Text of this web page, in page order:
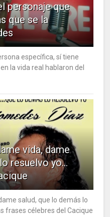
personaje que
que se la
específica, sí tiene
la vida real hablaron del
vida, dame
resuelvo yo…
salud, que lo demás lo
frases célebres del Cacique